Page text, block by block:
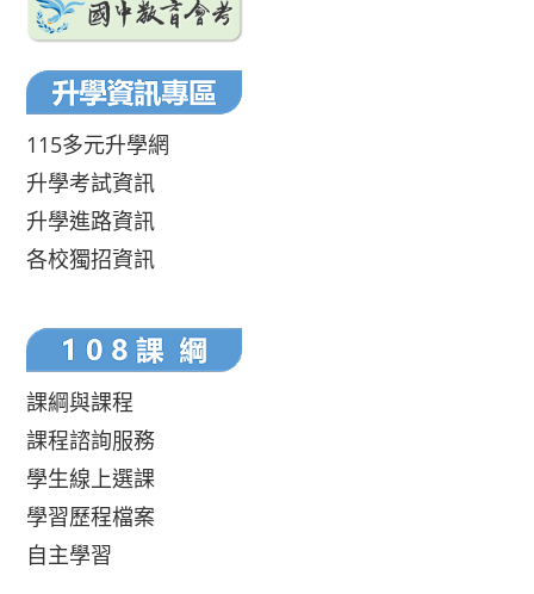
115多元升學網
升學考試資訊
升學進路資訊
各校獨招資訊
課綱與課程
課程諮詢服務
學生線上選課
學習歷程檔案
自主學習